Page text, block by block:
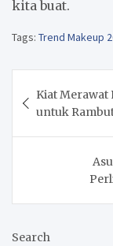
kita buat.
Tags: Trend Makeup
Kiat Merawat
untuk
Search